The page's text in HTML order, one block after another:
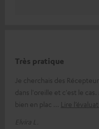
Très pratique
Je cherchais des
dans l'oreille et c'est le
bien en plac
Lire
Elvira L.